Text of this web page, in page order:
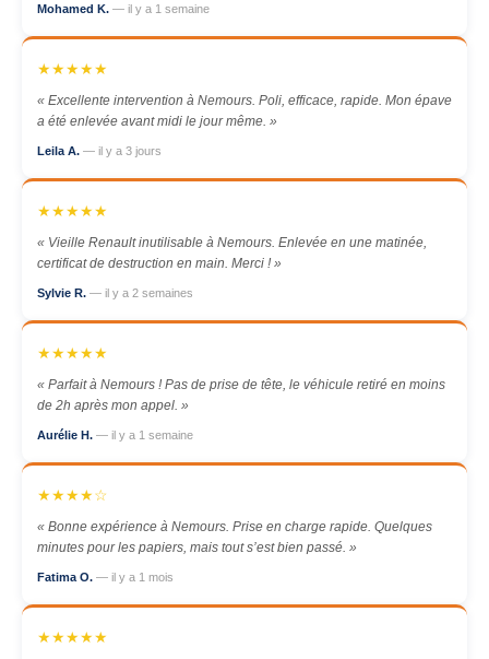
Mohamed K. — il y a 1 semaine
★★★★★
« Excellente intervention à Nemours. Poli, efficace, rapide. Mon épave
a été enlevée avant midi le jour même. »
Leila A. — il y a 3 jours
★★★★★
« Vieille Renault inutilisable à Nemours. Enlevée en une matinée,
certificat de destruction en main. Merci ! »
Sylvie R. — il y a 2 semaines
★★★★★
« Parfait à Nemours ! Pas de prise de tête, le véhicule retiré en moins
de 2h après mon appel. »
Aurélie H. — il y a 1 semaine
★★★★☆
« Bonne expérience à Nemours. Prise en charge rapide. Quelques
minutes pour les papiers, mais tout s’est bien passé. »
Fatima O. — il y a 1 mois
★★★★★